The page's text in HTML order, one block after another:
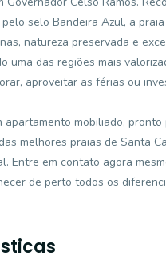
selo Bandeira Azul, a
natureza preservada e
uma das regiões mais
aproveitar as férias ou
apartamento mobiliado, pronto
melhores praias de Santa
Entre em contato agora
de perto todos os